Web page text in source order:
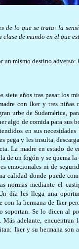
de lo que se trata: la
de mundo en el que
un mismo destino
años tras pasar los
con Iker y tres niñas
urbe de Sudamérica,
algo de comida para sus
en sus necesidades
pega y les insulta,
La madre en estado de
un fogón y se quema la
emocionales ni de
calidad donde puede
normas mediante el
día les llega una
con la hermana de Iker
soportan. Se lo dicen al
adelante,
Iker y su hermana son